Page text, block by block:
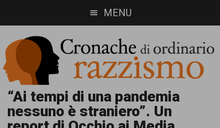
to
main
content
to
footer
MENU
Cronache
di
Cronachediordinariorazzismo.org
“Ai tempi di una pandemia
nessuno è straniero”. Un